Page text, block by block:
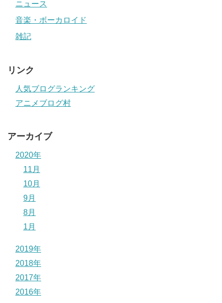
ニュース
音楽・ボーカロイド
雑記
リンク
人気ブログランキング
アニメブログ村
アーカイブ
2020年
11月
10月
9月
8月
1月
2019年
2018年
2017年
2016年